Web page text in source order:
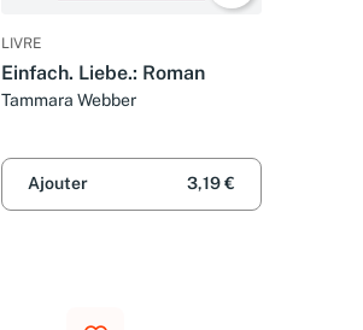
LIVRE
Einfach. Liebe.: Roman
Tammara Webber
Ajouter 3,19 €